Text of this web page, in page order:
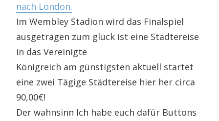
nach London.
Im Wembley Stadion wird das Finalspiel
ausgetragen zum glück ist eine Städtereise
in das Vereinigte
Königreich am günstigsten aktuell startet
eine zwei Tägige Städtereise hier her circa
90,00€!
Der wahnsinn Ich habe euch dafür Buttons